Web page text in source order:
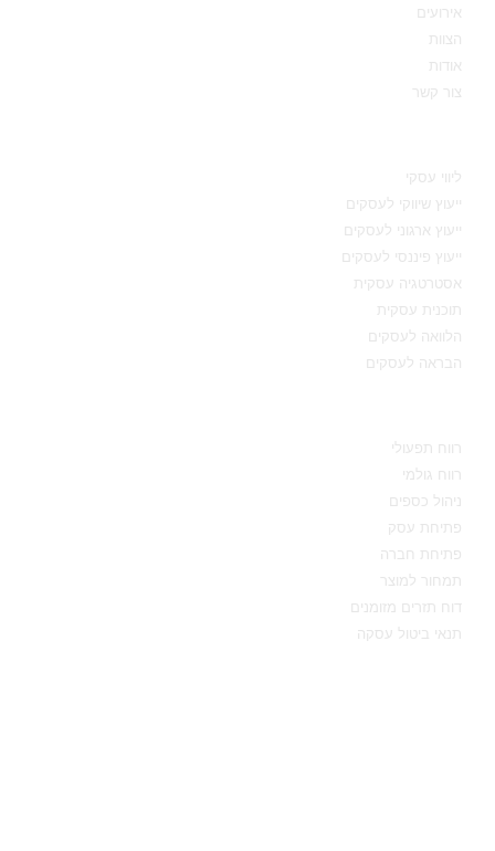
אירועים
הצוות
אודות
צור קשר
ליווי עסקי
ייעוץ שיווקי לעסקים
ייעוץ ארגוני לעסקים
ייעוץ פיננסי לעסקים
אסטרטגיה עסקית
תוכנית עסקית
הלוואה לעסקים
הבראה לעסקים
רווח תפעולי
רווח גולמי
ניהול כספים
פתיחת עסק
פתיחת חברה
תמחור למוצר
דוח תזרים מזומנים
תנאי ביטול עסקה